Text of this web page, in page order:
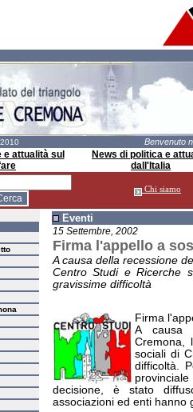
Benvenuto
e attualità sul
News di politica e
dall'Italia
Chi siamo
Eventi
15 Settembre, 2002
Firma l'appello a
A causa della recessione
Centro Studi e Ricerche
gravissime difficoltà
Firma
A causa
Cremona,
sociali di
difficoltà.
decisione, è stato
associazioni ed enti hanno